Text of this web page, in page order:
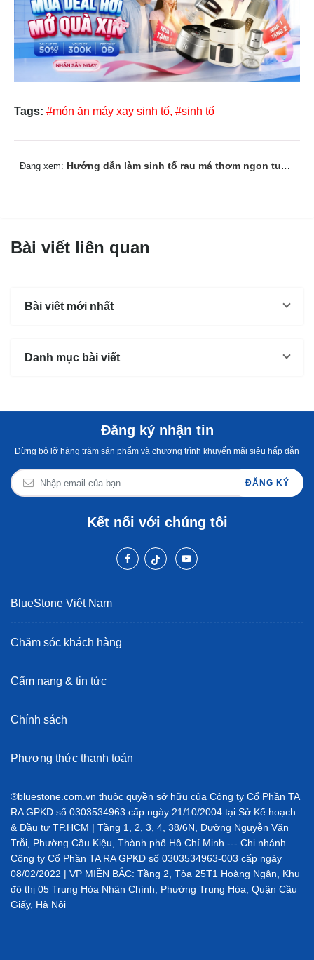
Tags: #món ăn máy xay sinh tố, #sinh tố
Đang xem: Hướng dẫn làm sinh tố rau má thơm ngon tuyệt vời
Bài viết liên quan
Bài viêt mới nhất
Danh mục bài viết
Đăng ký nhận tin
Đừng bỏ lỡ hàng trăm sản phẩm và chương trình khuyến mãi siêu hấp dẫn
ĐĂNG KÝ
Kết nối với chúng tôi
BlueStone Việt Nam
Chăm sóc khách hàng
Cẩm nang & tin tức
Chính sách
Phương thức thanh toán
®bluestone.com.vn thuộc quyền sở hữu của Công ty Cổ Phần TA
RA GPKD số 0303534963 cấp ngày 21/10/2004 tại Sở Kế hoạch
& Đầu tư TP.HCM | Tầng 1, 2, 3, 4, 38/6N, Đường Nguyễn Văn
Trỗi, Phường Cầu Kiệu, Thành phố Hồ Chí Minh --- Chi nhánh
Công ty Cổ Phần TA RA GPKD số 0303534963-003 cấp ngày
08/02/2022 | VP MIỀN BẮC: Tầng 2, Tòa 25T1 Hoàng Ngân, Khu
đô thị 05 Trung Hòa Nhân Chính, Phường Trung Hòa, Quận Cầu
Giấy, Hà Nội